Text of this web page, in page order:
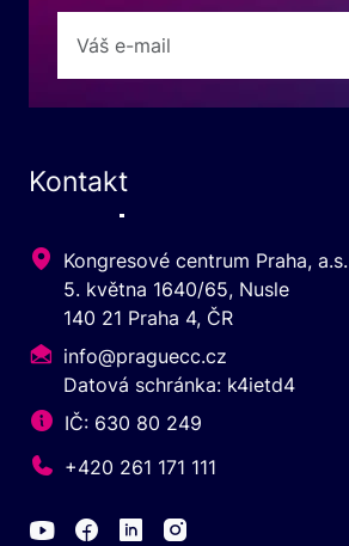
Kontakt
Kongresové centrum Praha, a.s.
5. května 1640/65, Nusle
140 21 Praha 4, ČR
info@praguecc.cz
Datová schránka: k4ietd4
IČ: 630 80 249
+420 261 171 111